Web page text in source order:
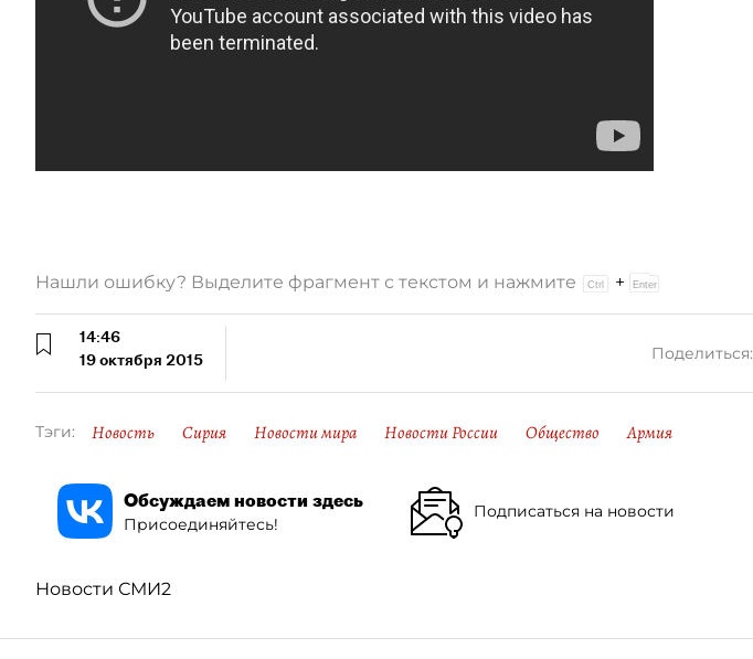
Нашли ошибку? Выделите фрагмент с текстом и нажмите +
14:46
19 октября 2015
Поделиться:
Тэги: Новость Сирия Новости мира Новости России Общество Армия
Обсуждаем новости здесь
Присоединяйтесь!
Подписаться на новости
Новости СМИ2